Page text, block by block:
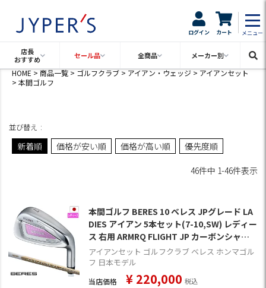
ログイン カート メニュー
店長
おすすめ
セール品 全商品 メーカー別
HOME 商品一覧 ゴルフクラブ アイアン・ウェッジ
アイアンセット
本間ゴルフ
並び替え
新着順 価格が安い順 価格が高い順 優先度順
46件中 1-46件表示
本間ゴルフ BERES 10 ベレス JPグレード LA
DIES アイアン 5本セット(7-10,SW) レディー
ス 右用 ARMRQ FLIGHT JP カーボンシャフ
ト HONMA 2026年モデル 日本正規品 ゴルフ
クラブ
アイアンセット ゴルフクラブ ベレス ホンマゴル
フ 日本モデル
当店価格 ¥ 220,000 税込